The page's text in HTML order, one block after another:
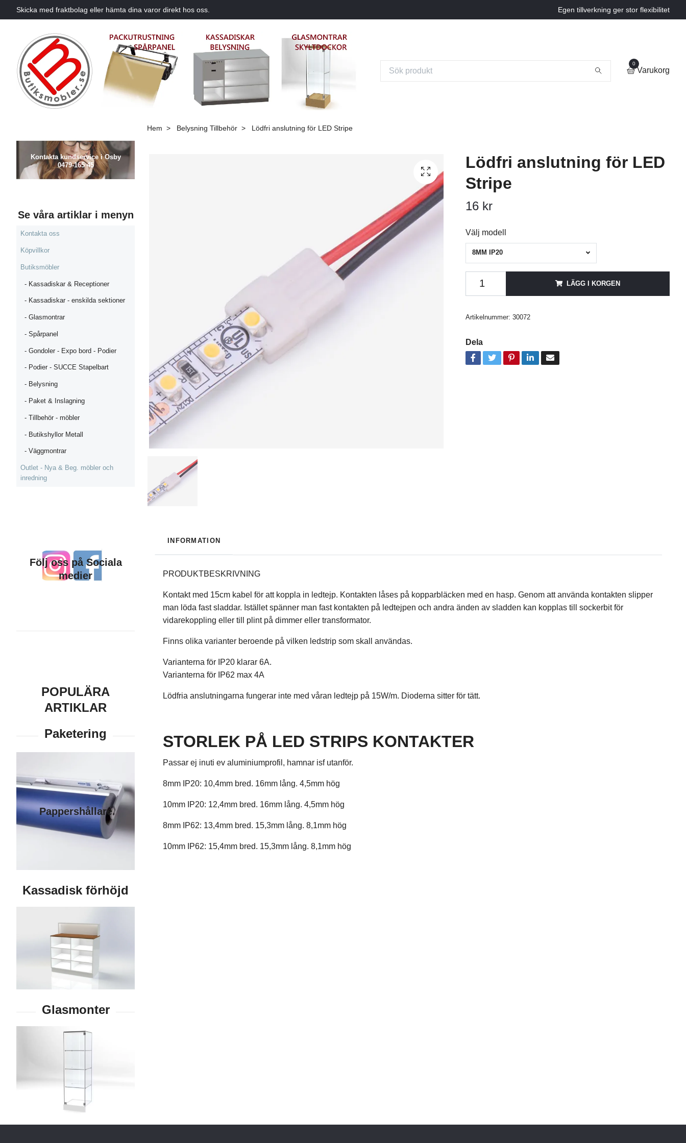
Skicka med fraktbolag eller hämta dina varor direkt hos oss. Egen tillverkning ger stor flexibilitet
0
Varukorg
Kontakta kundservice i Osby
0479-165 45
Se våra artiklar i menyn
Kontakta oss
Köpvillkor
Butiksmöbler
- Kassadiskar & Receptioner
- Kassadiskar - enskilda sektioner
- Glasmontrar
- Spårpanel
- Gondoler - Expo bord - Podier
- Podier - SUCCE Stapelbart
- Belysning
- Paket & Inslagning
- Tillbehör - möbler
- Butikshyllor Metall
- Väggmontrar
Outlet - Nya & Beg. möbler och
inredning
Följ oss på Sociala
medier
POPULÄRA
ARTIKLAR
Pappershållare
Hem Belysning Tillbehör Lödfri anslutning för LED Stripe
Lödfri anslutning för LED
Stripe
16 kr
Välj modell
8MM IP20
LÄGG I KORGEN
Artikelnummer: 30072
Dela
INFORMATION
PRODUKTBESKRIVNING
Kontakt med 15cm kabel för att koppla in ledtejp. Kontakten låses på kopparbläcken med en hasp. Genom att använda kontakten slipper
man löda fast sladdar. Istället spänner man fast kontakten på ledtejpen och andra änden av sladden kan kopplas till sockerbit för
vidarekoppling eller till plint på dimmer eller transformator.
Finns olika varianter beroende på vilken ledstrip som skall användas.
Varianterna för IP20 klarar 6A.
Varianterna för IP62 max 4A
Lödfria anslutningarna fungerar inte med våran ledtejp på 15W/m. Dioderna sitter för tätt.
STORLEK PÅ LED STRIPS KONTAKTER
Passar ej inuti ev aluminiumprofil, hamnar isf utanför.
8mm IP20: 10,4mm bred. 16mm lång. 4,5mm hög
10mm IP20: 12,4mm bred. 16mm lång. 4,5mm hög
8mm IP62: 13,4mm bred. 15,3mm lång. 8,1mm hög
10mm IP62: 15,4mm bred. 15,3mm lång. 8,1mm hög